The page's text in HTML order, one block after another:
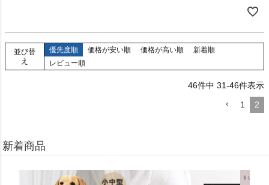
並び替
え
優先度順 価格が安い順 価格が高い順
新着順
レビュー順
46件中 31-46件表示
1
2
新着商品